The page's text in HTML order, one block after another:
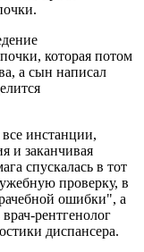
которая потом
а сын написал
инстанции,
и заканчивая
спускалась в тот
проверку, в
ошибки", а
рентгенолог
диспансера.